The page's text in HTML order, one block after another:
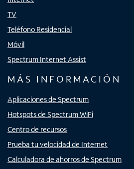
TV
Teléfono Residencial
Móvil
Spectrum Internet Assist
MÁS INFORMACIÓN
Aplicaciones de Spectrum
Hotspots de Spectrum WiFi
Centro de recursos
Prueba tu velocidad de Internet
Calculadora de ahorros de Spectrum